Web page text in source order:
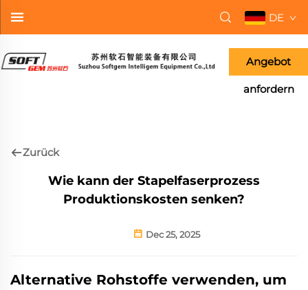
DE
Angebot
anfordern
Zurück
Wie kann der Stapelfaserprozess
Produktionskosten senken?
Dec 25, 2025
Alternative Rohstoffe verwenden, um